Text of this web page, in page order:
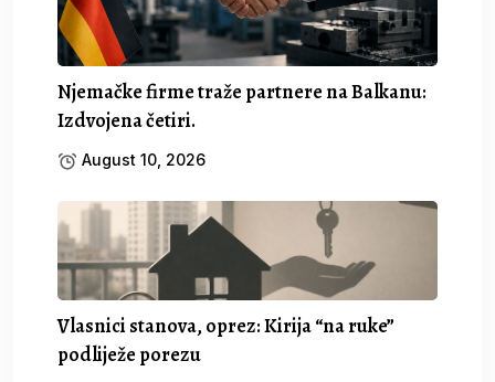
Njemačke firme traže partnere na Balkanu:
Izdvojena četiri.
August 10, 2026
Vlasnici stanova, oprez: Kirija “na ruke”
podliježe porezu